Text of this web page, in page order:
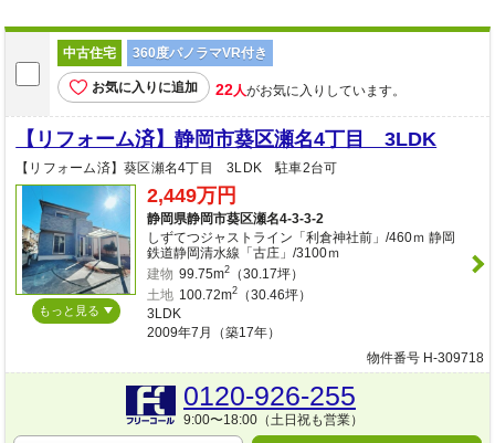
中古住宅 360度パノラマVR付き
お気に入りに追加 22人がお気に入りしています。
【リフォーム済】静岡市葵区瀬名4丁目 3LDK
【リフォーム済】葵区瀬名4丁目 3LDK 駐車2台可
もっと見る
2,449万円
静岡県静岡市葵区瀬名4-3-3-2
しずてつジャストライン「利倉神社前」/460ｍ 静岡
鉄道静岡清水線「古庄」/3100ｍ
建物 99.75m2（30.17坪）
土地 100.72m2（30.46坪）
3LDK
2009年7月（築17年）
物件番号 H-309718
0120-926-255
9:00〜18:00（土日祝も営業）